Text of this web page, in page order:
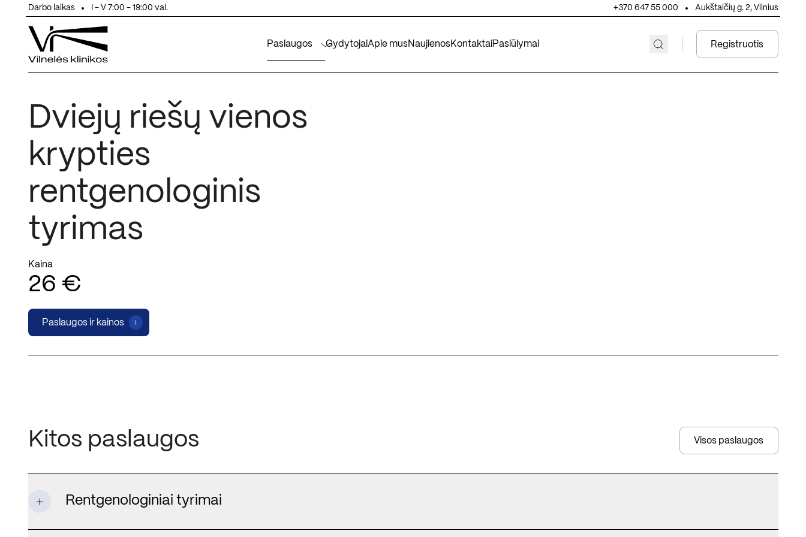
Eiti prie turinio
Darbo laikas I - V 7:00 - 19:00 val. +370 647 55 000 Aukštaičių g. 2, Vilnius
Paslaugos GydytojaiApie musNaujienosKontaktaiPasiūlymai Registruotis
Dviejų riešų vienos
krypties
rentgenologinis
tyrimas
Kaina
26 €
Paslaugos ir kainos
Kitos paslaugos Visos paslaugos
Rentgenologiniai tyrimai